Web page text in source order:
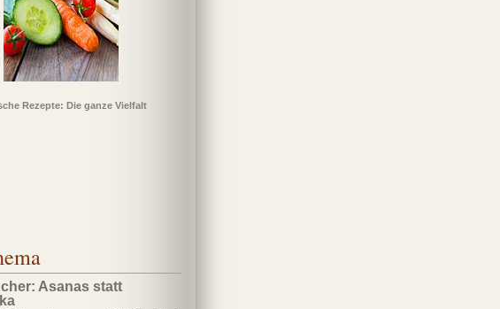
Rezepte: Die ganze Vielfalt
Asanas statt